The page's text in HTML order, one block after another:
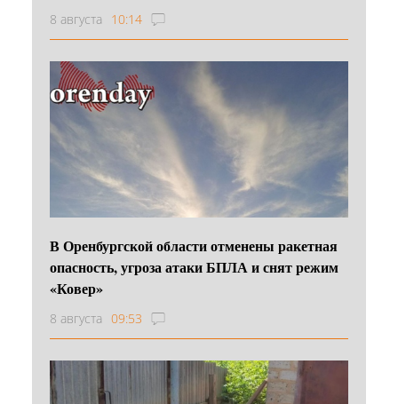
8 августа 10:14
В Оренбургской области отменены ракетная
опасность, угроза атаки БПЛА и снят режим
«Ковер»
8 августа 09:53